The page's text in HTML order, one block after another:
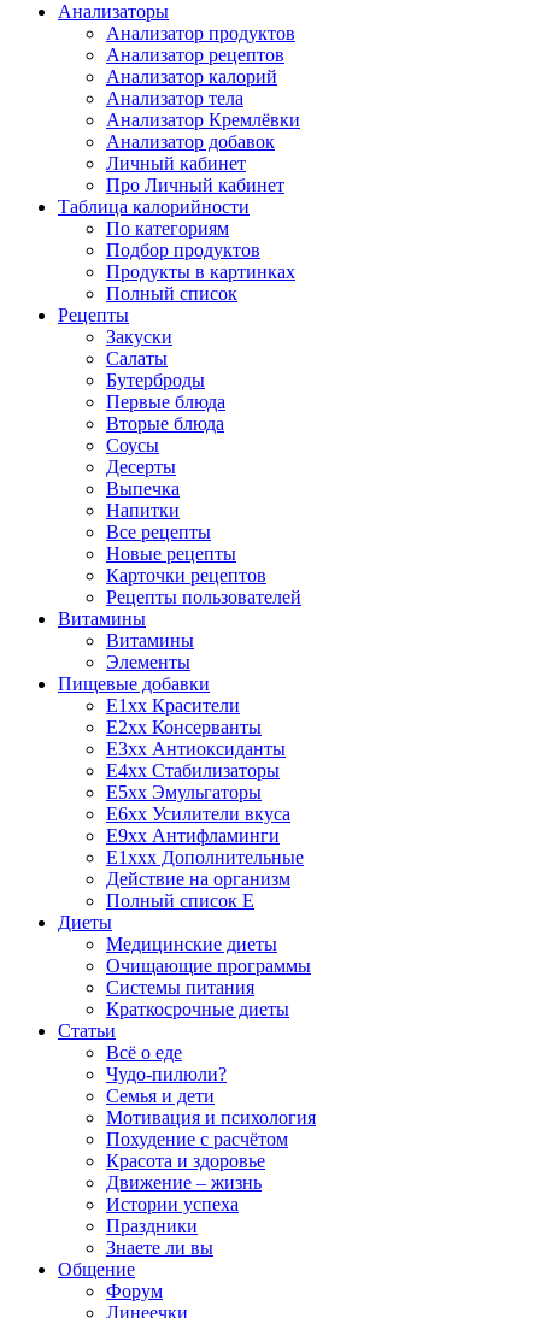
Анализаторы
Анализатор продуктов
Анализатор рецептов
Анализатор калорий
Анализатор тела
Анализатор Кремлёвки
Анализатор добавок
Личный кабинет
Про Личный кабинет
Таблица калорийности
По категориям
Подбор продуктов
Продукты в картинках
Полный список
Рецепты
Закуски
Салаты
Бутерброды
Первые блюда
Вторые блюда
Соусы
Десерты
Выпечка
Напитки
Все рецепты
Новые рецепты
Карточки рецептов
Рецепты пользователей
Витамины
Витамины
Элементы
Пищевые добавки
E1xx Красители
E2xx Консерванты
E3xx Антиоксиданты
E4xx Стабилизаторы
E5xx Эмульгаторы
E6xx Усилители вкуса
E9xx Антифламинги
E1xxx Дополнительные
Действие на организм
Полный список E
Диеты
Медицинские диеты
Очищающие программы
Системы питания
Краткосрочные диеты
Статьи
Всё о еде
Чудо-пилюли?
Семья и дети
Мотивация и психология
Похудение с расчётом
Красота и здоровье
Движение – жизнь
Истории успеха
Праздники
Знаете ли вы
Общение
Форум
Линеечки